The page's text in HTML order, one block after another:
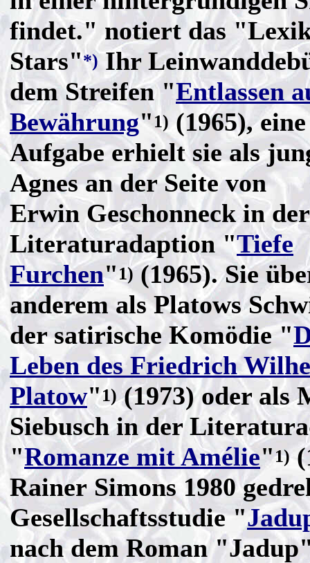
findet." notiert das
Stars"*)Ihr
dem Streifen "Entlassen
Bewährung"1)(1965),
Aufgabe erhielt sie als
Agnes an der Seite von
Erwin Geschonneck in der
Literaturadaption "Tiefe
Furchen"1)(1965). Sie
anderem als Platows
der satirische Komödie "
Leben des Friedrich
Platow"1)(1973) oder als
Siebusch in der
"Romanze mit Amélie"1)
Rainer Simons 1980
Gesellschaftsstudie "
nach dem Roman